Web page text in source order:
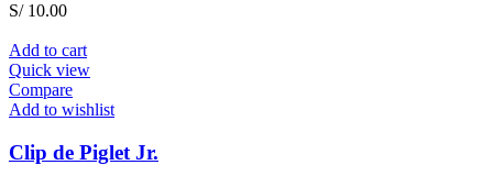
S/10.00
Add to cart
Quick view
Compare
Add to wishlist
Clip de Piglet Jr.